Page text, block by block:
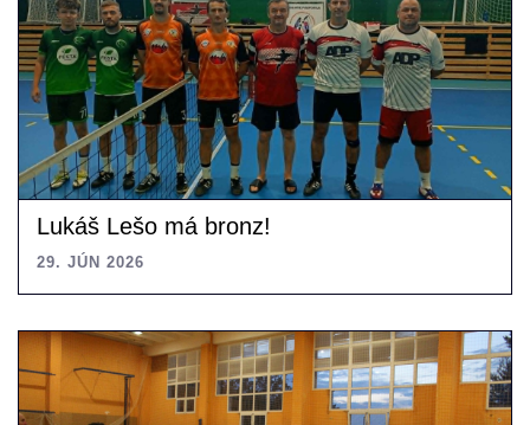
Lukáš Lešo má bronz!
29. JÚN 2026